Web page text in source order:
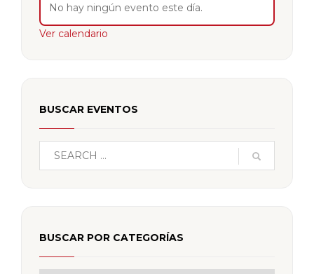
No hay ningún evento este día.
Ver calendario
BUSCAR EVENTOS
BUSCAR POR CATEGORÍAS